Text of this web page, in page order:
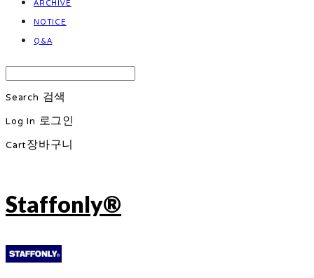
ARCHIVE
NOTICE
Q&A
Search 검색
Log In 로그인
Cart장바구니
Staffonly®